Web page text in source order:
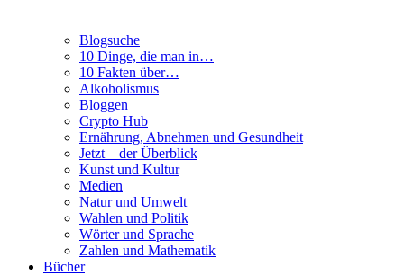
Blogsuche
10 Dinge, die man in…
10 Fakten über…
Alkoholismus
Bloggen
Crypto Hub
Ernährung, Abnehmen und Gesundheit
Jetzt – der Überblick
Kunst und Kultur
Medien
Natur und Umwelt
Wahlen und Politik
Wörter und Sprache
Zahlen und Mathematik
Bücher